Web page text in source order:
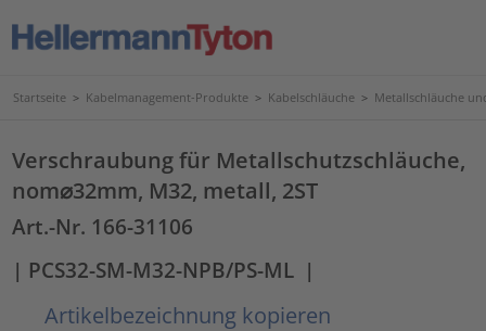
Startseite > Kabelmanagement-Produkte > Kabelschläuche > Metallschläuche
Verschraubung für Metallschutzschläuche,
nom⌀32mm, M32, metall, 2ST
Art.-Nr. 166-31106
| PCS32-SM-M32-NPB/PS-ML |
Artikelbezeichnung kopieren